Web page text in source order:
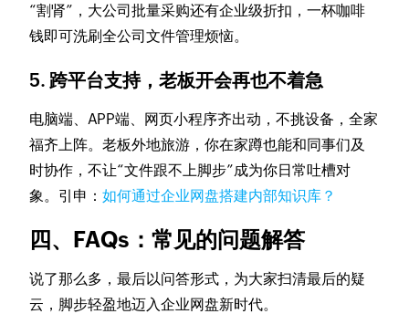
“割肾”，大公司批量采购还有企业级折扣，一杯咖啡
钱即可洗刷全公司文件管理烦恼。
5. 跨平台支持，老板开会再也不着急
电脑端、APP端、网页小程序齐出动，不挑设备，全家
福齐上阵。老板外地旅游，你在家蹲也能和同事们及
时协作，不让“文件跟不上脚步”成为你日常吐槽对
象。引申：如何通过企业网盘搭建内部知识库？
四、FAQs：常见的问题解答
说了那么多，最后以问答形式，为大家扫清最后的疑
云，脚步轻盈地迈入企业网盘新时代。